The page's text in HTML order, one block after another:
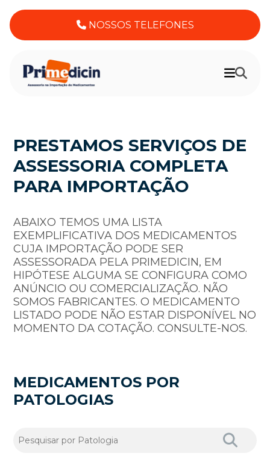
NOSSOS TELEFONES
PRESTAMOS SERVIÇOS DE
ASSESSORIA COMPLETA
PARA IMPORTAÇÃO
ABAIXO TEMOS UMA LISTA
EXEMPLIFICATIVA DOS MEDICAMENTOS
CUJA IMPORTAÇÃO PODE SER
ASSESSORADA PELA PRIMEDICIN, EM
HIPÓTESE ALGUMA SE CONFIGURA COMO
ANÚNCIO OU COMERCIALIZAÇÃO. NÃO
SOMOS FABRICANTES. O MEDICAMENTO
LISTADO PODE NÃO ESTAR DISPONÍVEL NO
MOMENTO DA COTAÇÃO. CONSULTE-NOS.
MEDICAMENTOS POR
PATOLOGIAS